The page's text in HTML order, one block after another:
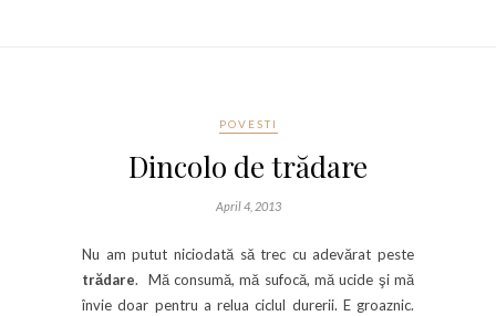
POVESTI
Dincolo de trădare
April 4, 2013
Nu am putut niciodată să trec cu adevărat peste
trădare. Mă consumă, mă sufocă, mă ucide şi mă
învie doar pentru a relua ciclul durerii. E groaznic.